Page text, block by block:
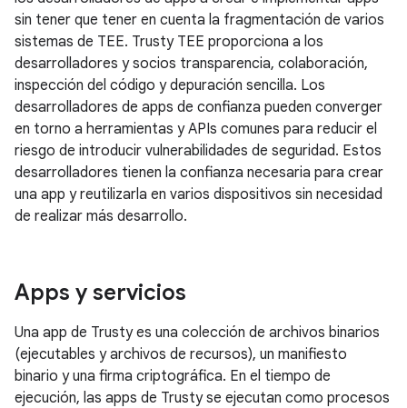
sin tener que tener en cuenta la fragmentación de varios
sistemas de TEE. Trusty TEE proporciona a los
desarrolladores y socios transparencia, colaboración,
inspección del código y depuración sencilla. Los
desarrolladores de apps de confianza pueden converger
en torno a herramientas y APIs comunes para reducir el
riesgo de introducir vulnerabilidades de seguridad. Estos
desarrolladores tienen la confianza necesaria para crear
una app y reutilizarla en varios dispositivos sin necesidad
de realizar más desarrollo.
Apps y servicios
Una app de Trusty es una colección de archivos binarios
(ejecutables y archivos de recursos), un manifiesto
binario y una firma criptográfica. En el tiempo de
ejecución, las apps de Trusty se ejecutan como procesos